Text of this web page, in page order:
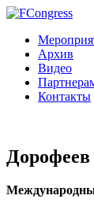
Архив
Видео
Контакты
Дорофеев